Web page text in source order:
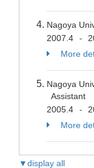
Nagoya
2007.4
-
More
Nagoya
Assistant
2005.4
-
More
▼display all